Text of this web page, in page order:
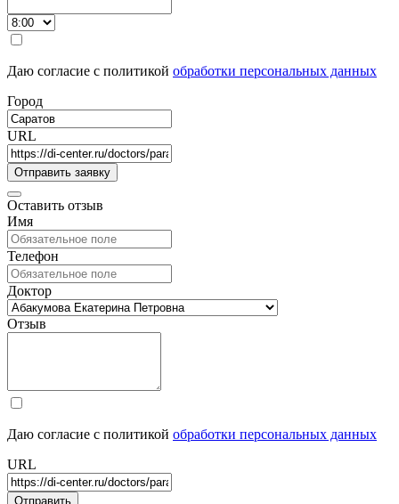
Даю согласие с политикой обработки персональных данных
Город
URL
Оставить отзыв
Имя
Телефон
Доктор
Отзыв
Даю согласие с политикой обработки персональных данных
URL